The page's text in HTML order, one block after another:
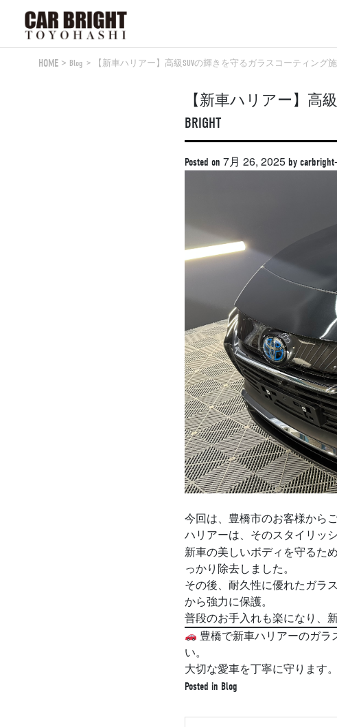
HOME
Blog 【新車ハリアー】高級SUVの輝きを守るガラスコーティング施
【新車ハリアー】高
BRIGHT
Posted on 7月 26, 2025by
今回は、豊橋市のお客様から
ハリアーは、そのスタイリッ
新車の美しいボディを守るた
っかり除去しました。
その後、耐久性に優れたガラ
から強力に保護。
普段のお手入れも楽になり、
豊橋で新車ハリアーのガラ
い。
大切な愛車を丁寧に守ります。
Posted in Blog